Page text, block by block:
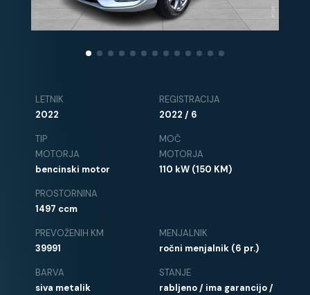
LETNIK
2022
REGISTRACIJA
2022 / 6
TIP
MOTORJA
bencinski motor
MOČ
MOTORJA
110 kW (150 KM)
PROSTORNINA
1497 ccm
PREVOŽENIH KM
39991
MENJALNIK
ročni menjalnik (6 pr.)
BARVA
siva metalik
STANJE
rabljeno / ima garancijo /